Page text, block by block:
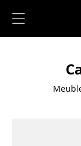
Chaises